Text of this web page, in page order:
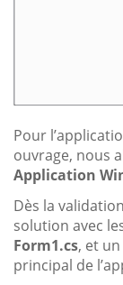
Pour
ouvrage, nous
Application
Dès la
solution avec
Form1.cs, et
principal de